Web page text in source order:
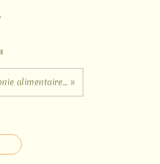
alimentaire... »